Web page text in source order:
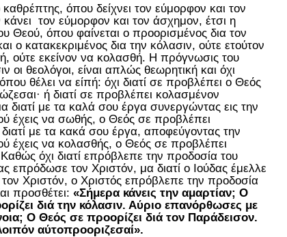
όπου δείχνει τον εύμορφον και τον
τον εύμορφον και τον άσχημον, έτσι η
Θεού, όπου φαίνεται ο προορισμένος δια τον
ο κατακεκριμένος δια την κόλασιν, ούτε ετούτον
ούτε εκείνον να κολασθή. Η πρόγνωσις του
οι θεολόγοι, είναι απλώς θεωρητική και όχι
θέλει να είπή: όχι διατί σε προβλέπει ο Θεός
ή διατί σε προβλέπει κολασμένον
διατί με τα καλά σου έργα συνεργώντας εις την
έχεις να σωθής, ο Θεός σε προβλέπει
με τα κακά σου έργα, αποφεύγοντας την
έχεις να κολασθής, ο Θεός σε προβλέπει
όχι διατί επρόβλεπε την προδοσία του
επρόδωσε τον Χριστόν, μα διατί ο Ιούδας έμελλε
Χριστόν, ο Χριστός επρόβλεπε την προδοσία
προσθέτει: «Σήμερα κάνεις την αμαρτίαν; Ο
διά την κόλασιν. Αύριο επανόρθωσες με
Ο Θεός σε προορίζει διά τον Παράδεισον.
αύτοπροοριζεσαί».